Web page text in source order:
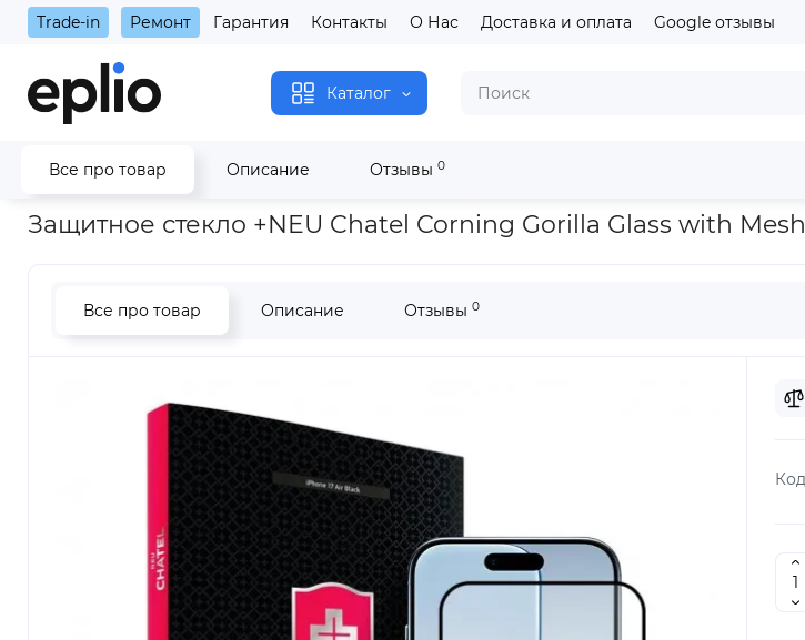
Trade-in Ремонт Гарантия Контакты О Нас Доставка и оплата Google отзывы
Каталог
Все про товар Описание Отзывы 0
Главная Защитное стекло +NEU Chatel Corning Gorilla Glass with Mesh for iPhone 17 Air Front Black
Защитное стекло +NEU Chatel Corning Gorilla Glass with
Все про товар Описание Отзывы 0